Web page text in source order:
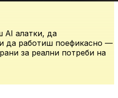
AI алатки, да
да работиш поефикасно —
за реални потреби на